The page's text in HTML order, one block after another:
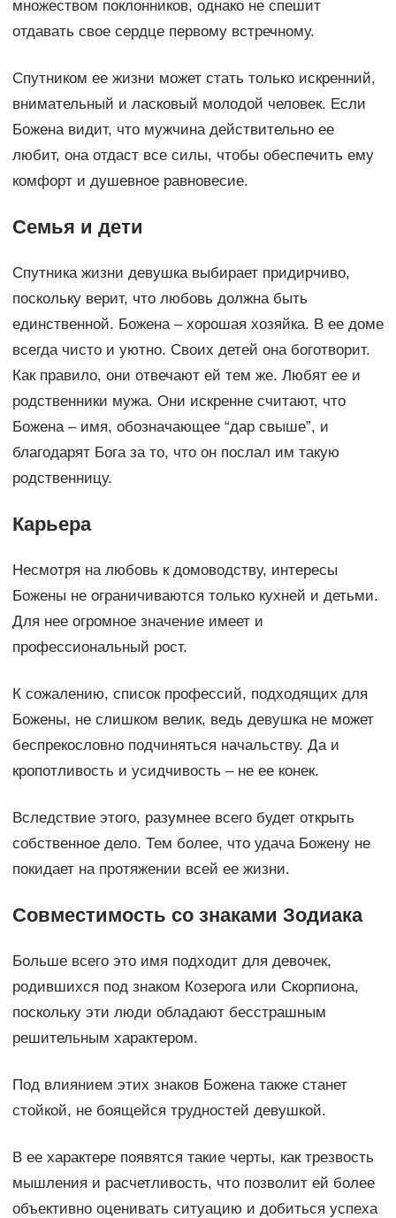
множеством поклонников, однако не спешит
отдавать свое сердце первому встречному.
Спутником ее жизни может стать только искренний,
внимательный и ласковый молодой человек. Если
Божена видит, что мужчина действительно ее
любит, она отдаст все силы, чтобы обеспечить ему
комфорт и душевное равновесие.
Семья и дети
Спутника жизни девушка выбирает придирчиво,
поскольку верит, что любовь должна быть
единственной. Божена – хорошая хозяйка. В ее доме
всегда чисто и уютно. Своих детей она боготворит.
Как правило, они отвечают ей тем же. Любят ее и
родственники мужа. Они искренне считают, что
Божена – имя, обозначающее “дар свыше”, и
благодарят Бога за то, что он послал им такую
родственницу.
Карьера
Несмотря на любовь к домоводству, интересы
Божены не ограничиваются только кухней и детьми.
Для нее огромное значение имеет и
профессиональный рост.
К сожалению, список профессий, подходящих для
Божены, не слишком велик, ведь девушка не может
беспрекословно подчиняться начальству. Да и
кропотливость и усидчивость – не ее конек.
Вследствие этого, разумнее всего будет открыть
собственное дело. Тем более, что удача Божену не
покидает на протяжении всей ее жизни.
Совместимость со знаками Зодиака
Больше всего это имя подходит для девочек,
родившихся под знаком Козерога или Скорпиона,
поскольку эти люди обладают бесстрашным
решительным характером.
Под влиянием этих знаков Божена также станет
стойкой, не боящейся трудностей девушкой.
В ее характере появятся такие черты, как трезвость
мышления и расчетливость, что позволит ей более
объективно оценивать ситуацию и добиться успеха